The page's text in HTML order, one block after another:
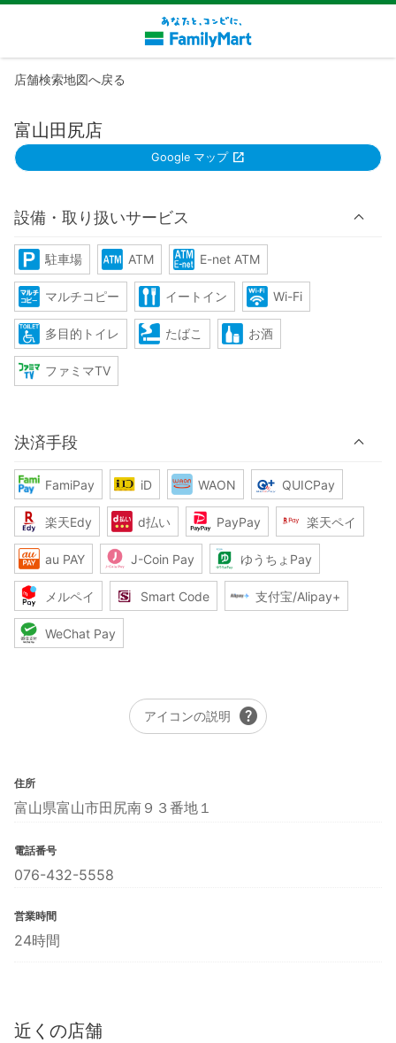
店舗検索地図へ戻る
富山田尻店
Google マップ
設備・取り扱いサービス
駐車場 ATM E-net ATM
マルチコピー イートイン Wi-Fi
多目的トイレ たばこ お酒
ファミマTV
決済手段
FamiPay iD WAON QUICPay
楽天Edy d払い PayPay 楽天ペイ
au PAY J-Coin Pay ゆうちょPay
メルペイ Smart Code 支付宝/Alipay+
WeChat Pay
アイコンの説明 help
住所
富山県富山市田尻南９３番地１
電話番号
076-432-5558
営業時間
24時間
近くの店舗